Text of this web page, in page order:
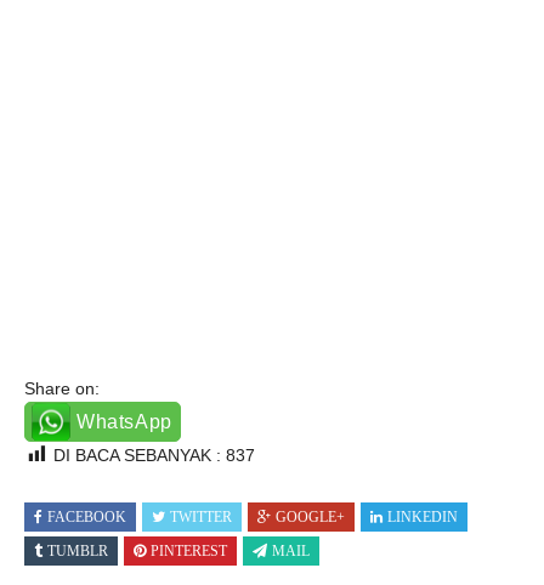
Share on:
WhatsApp
DI BACA SEBANYAK : 837
FACEBOOK TWITTER GOOGLE+
LINKEDIN
TUMBLR
PINTEREST MAIL